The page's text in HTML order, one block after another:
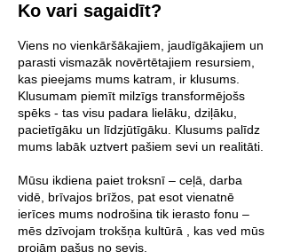
Ko vari sagaidīt?
Viens no vienkāršākajiem, jaudīgākajiem un
parasti vismazāk novērtētajiem resursiem,
kas pieejams mums katram, ir klusums.
Klusumam piemīt milzīgs transformējošs
spēks - tas visu padara lielāku, dziļāku,
pacietīgāku un līdzjūtīgāku. Klusums palīdz
mums labāk uztvert pašiem sevi un realitāti.
Mūsu ikdiena paiet troksnī – ceļā, darba
vidē, brīvajos brīžos, pat esot vienatnē
ierīces mums nodrošina tik ierasto fonu –
mēs dzīvojam trokšņa kultūrā , kas ved mūs
projām pašus no sevis.